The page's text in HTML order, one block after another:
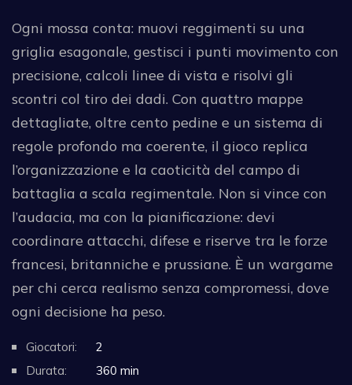
Ogni mossa conta: muovi reggimenti su una
griglia esagonale, gestisci i punti movimento con
precisione, calcoli linee di vista e risolvi gli
scontri col tiro dei dadi. Con quattro mappe
dettagliate, oltre cento pedine e un sistema di
regole profondo ma coerente, il gioco replica
l’organizzazione e la caoticità del campo di
battaglia a scala regimentale. Non si vince con
l’audacia, ma con la pianificazione: devi
coordinare attacchi, difese e riserve tra le forze
francesi, britanniche e prussiane. È un wargame
per chi cerca realismo senza compromessi, dove
ogni decisione ha peso.
Giocatori:
2
Durata:
360 min